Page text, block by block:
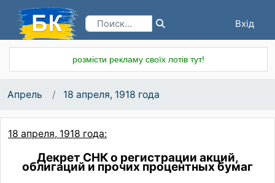
Вхід
розмісти рекламу своїх лотів тут!
Апрель 18 апреля, 1918 года
18 апреля, 1918 года:
Декрет СНК о регистрации акций,
облигаций и прочих процентных бумаг